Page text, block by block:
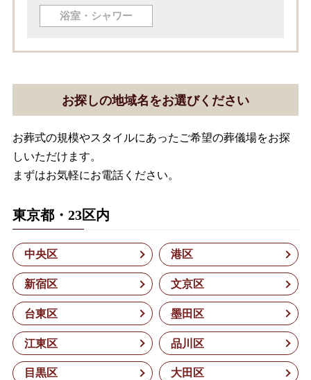
浴室・シャワー
お探しの地域名をお選びください
お葬式の規模やスタイルにあったご希望の葬儀場をお探
しいただけます。
まずはお気軽にお電話ください。
東京都・23区内
中央区 港区
新宿区 文京区
台東区 墨田区
江東区 品川区
目黒区 大田区